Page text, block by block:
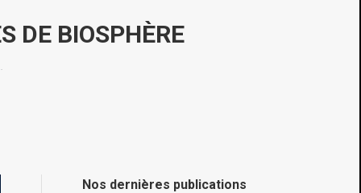
DE BIOSPHÈRE
Nos dernières publications